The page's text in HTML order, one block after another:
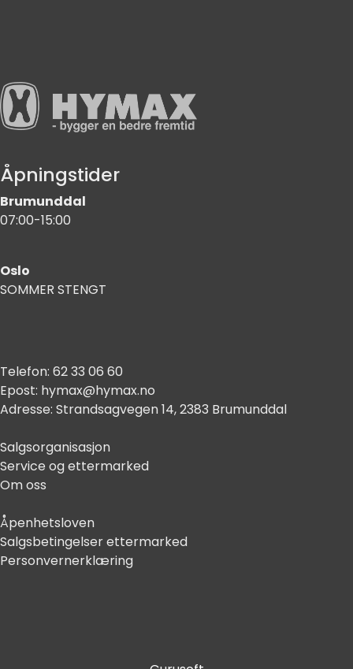
Åpningstider
Brumunddal
07:00-15:00
Oslo
SOMMER STENGT
Telefon: 62 33 06 60
Epost: hymax@hymax.no
Adresse: Strandsagvegen 14, 2383 Brumunddal
Salgsorganisasjon
Service og ettermarked
Om oss
Åpenhetsloven
Salgsbetingelser ettermarked
Personvernerklæring